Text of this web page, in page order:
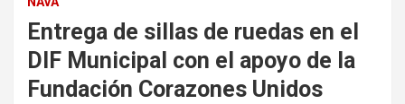
Entrega de sillas de ruedas en el
DIF Municipal con el apoyo de la
Fundación Corazones Unidos